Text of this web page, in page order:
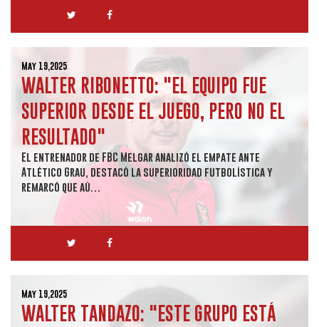
May 19,2025
WALTER RIBONETTO: "EL EQUIPO FUE
SUPERIOR DESDE EL JUEGO, PERO NO EL
RESULTADO"
El entrenador de FBC Melgar analizó el empate ante
Atlético Grau, destacó la superioridad futbolística y
remarcó que aú…
May 19,2025
WALTER TANDAZO: "ESTE GRUPO ESTÁ